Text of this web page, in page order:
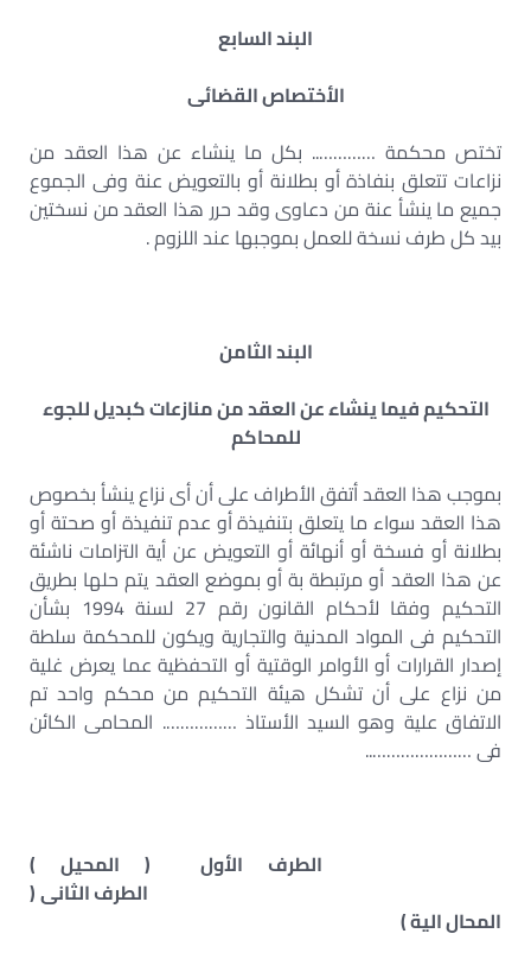
البند السابع
الأختصاص القضائى
تختص محكمة ………….. بكل ما ينشاء عن هذا العقد من
نزاعات تتعلق بنفاذة أو بطلانة أو بالتعويض عنة وفى الجموع
جميع ما ينشأ عنة من دعاوى وقد حرر هذا العقد من نسختين
بيد كل طرف نسخة للعمل بموجبها عند اللزوم .
البند الثامن
التحكيم فيما ينشاء عن العقد من منازعات كبديل للجوء
للمحاكم
بموجب هذا العقد أتفق الأطراف على أن أى نزاع ينشأ بخصوص
هذا العقد سواء ما يتعلق بتنفيذة أو عدم تنفيذة أو صحتة أو
بطلانة أو فسخة أو أنهائة أو التعويض عن أية التزامات ناشئة
عن هذا العقد أو مرتبطة بة أو بموضع العقد يتم حلها بطريق
التحكيم وفقا لأحكام القانون رقم 27 لسنة 1994 بشأن
التحكيم فى المواد المدنية والتجارية ويكون للمحكمة سلطة
إصدار القرارات أو الأوامر الوقتية أو التحفظية عما يعرض غلية
من نزاع على أن تشكل هيئة التحكيم من محكم واحد تم
الاتفاق علية وهو السيد الأستاذ ……………. المحامى الكائن
فى …………………..
الطرف الأول ( المحيل )
الطرف الثانى (
المحال الية )